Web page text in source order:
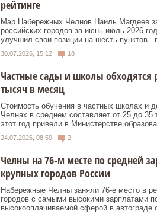
рейтинге
Мэр Набережных Челнов Наиль Магдеев
российских городов за июнь-июль 2026
улучшил свои позиции на шесть пунктов
30.07.2026, 15:12 18
Частные сады и школы обходятся
тысяч в месяц
Стоимость обучения в частных школах и
Челнах в среднем составляет от 25 до
этот год привели в Министерстве
24.07.2026, 08:59 2
Челны на 76-м месте по средней
крупных городов России
Набережные Челны заняли 76-е место в
городов с самыми высокими зарплатами
высокооплачиваемой сферой в автограде